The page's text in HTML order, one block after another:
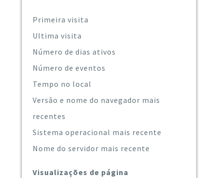
Primeira visita
Ultima visita
Número de dias ativos
Número de eventos
Tempo no local
Versão e nome do navegador mais
recentes
Sistema operacional mais recente
Nome do servidor mais recente
Visualizações de página